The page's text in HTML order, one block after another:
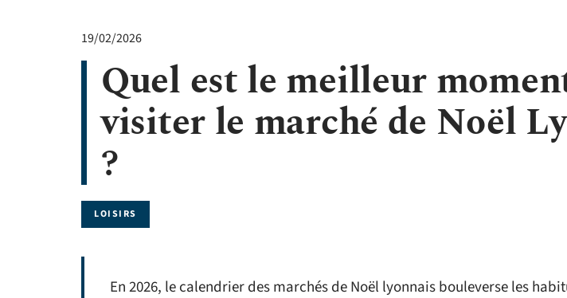
19/02/2026
Quel est le meilleur
visiter le marché de Noël
?
LOISIRS
En 2026, le calendrier des marchés de Noël lyonnais bouleverse les